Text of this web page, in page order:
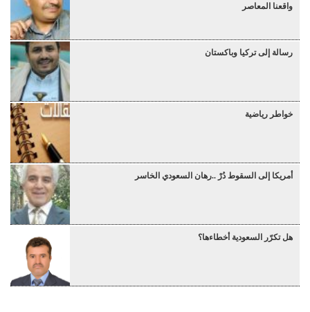
واقعنا المعاصر
رسالة إلى تركيا وباكستان
خواطر رياضية
أمريكا إلى السقوط دُرْ ..رهان السعودي الخاسر
هل تكرّر السعودية أخطاءها؟